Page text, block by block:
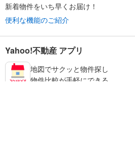
新着物件をいち早くお届け！
便利な機能のご紹介
Yahoo!不動産 アプリ
地図でサクッと物件探し
物件比較が手軽にできる